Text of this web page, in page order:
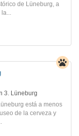
de Lüneburg, a
la...
3. Lüneburg
está a menos
de la cerveza y